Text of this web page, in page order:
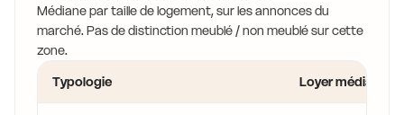
Médiane par taille de logement, sur les annonces du
marché. Pas de distinction meublé / non meublé sur cette
zone.
Typologie
Loyer médian